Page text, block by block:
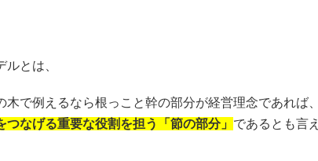
ルとは、
木で例えるなら根っこと幹の部分が経営理念であれば、
つなげる重要な役割を担う「節の部分」 であるとも言